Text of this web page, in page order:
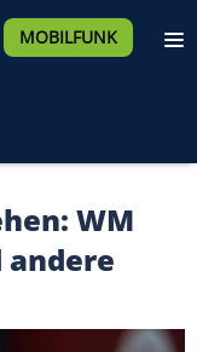
MOBILFUNK
WM
andere